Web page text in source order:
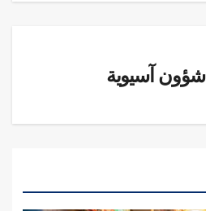
شؤون آسيوية